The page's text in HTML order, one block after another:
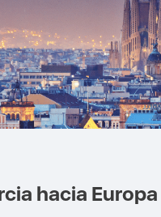
hacia Europa